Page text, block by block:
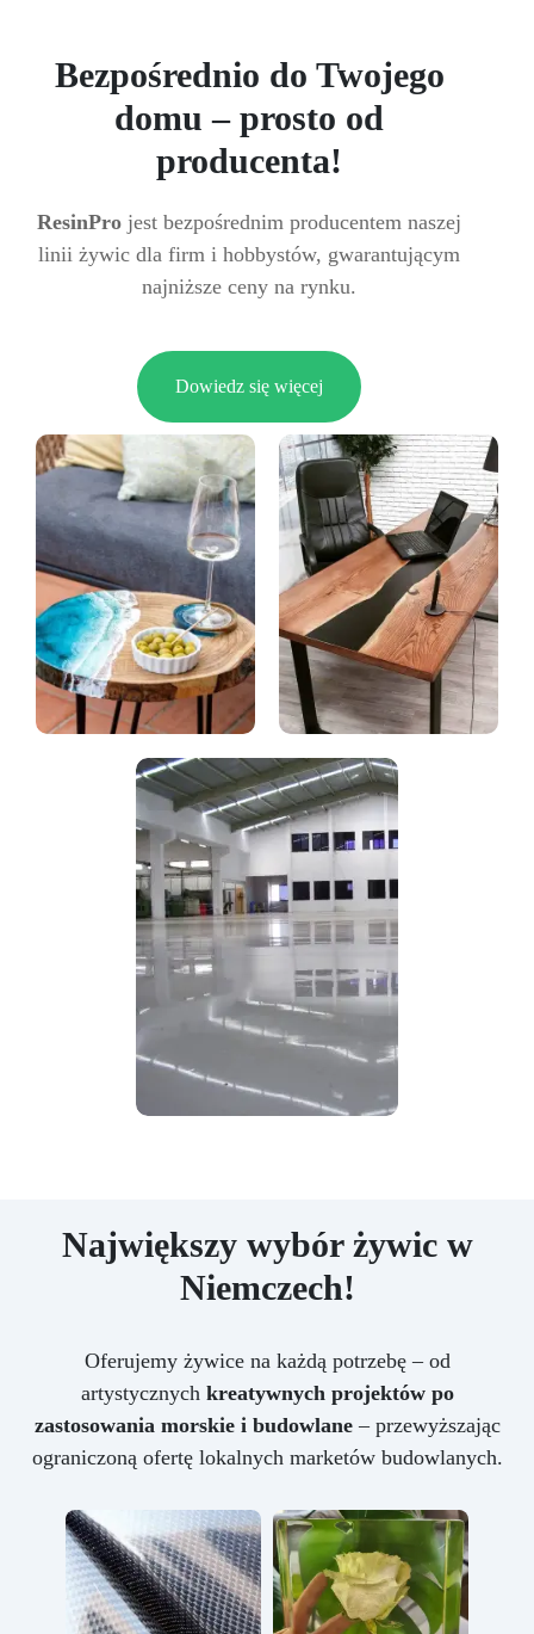
Bezpośrednio do Twojego
domu – prosto od
producenta!
ResinPro jest bezpośrednim producentem naszej
linii żywic dla firm i hobbystów, gwarantującym
najniższe ceny na rynku.
Dowiedz się więcej
Największy wybór żywic w
Niemczech!
Oferujemy żywice na każdą potrzebę – od
artystycznych kreatywnych projektów po
zastosowania morskie i budowlane– przewyższając
ograniczoną ofertę lokalnych marketów budowlanych.